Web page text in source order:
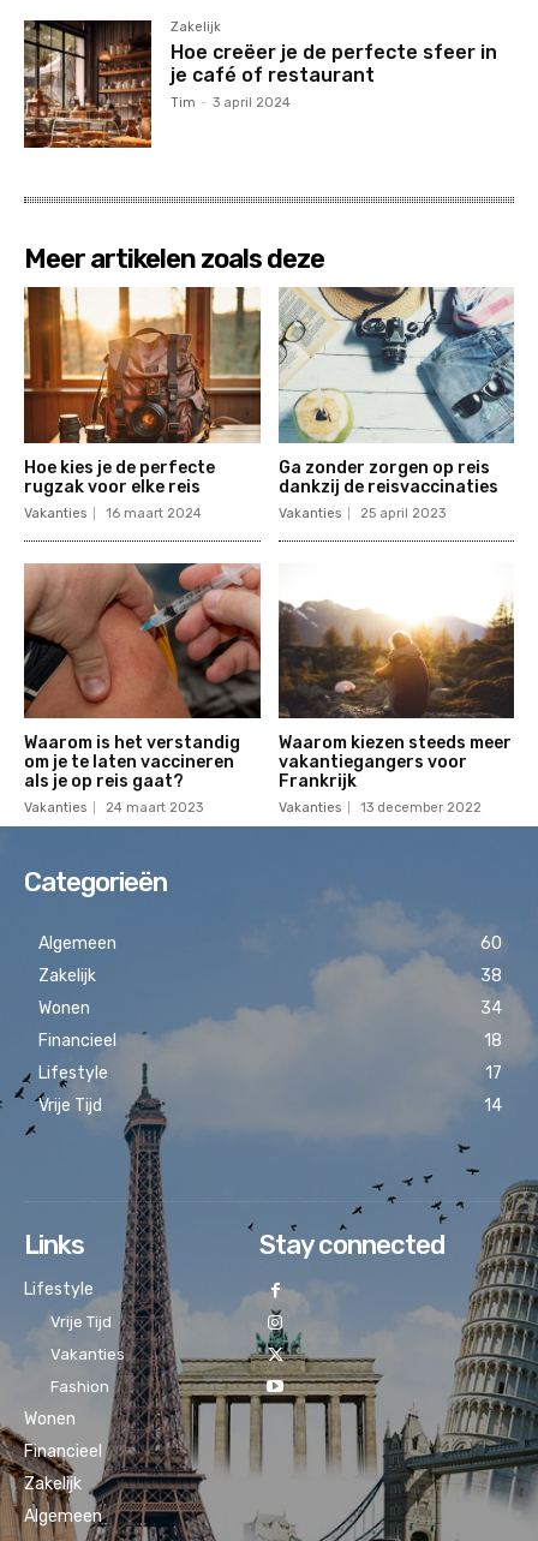
Zakelijk
Hoe creëer je de perfecte sfeer in
je café of restaurant
Tim - 3 april 2024
Meer artikelen zoals deze
Hoe kies je de perfecte
rugzak voor elke reis
Vakanties 16 maart 2024
Ga zonder zorgen op reis
dankzij de reisvaccinaties
Vakanties 25 april 2023
Waarom is het verstandig
om je te laten vaccineren
als je op reis gaat?
Vakanties 24 maart 2023
Waarom kiezen steeds meer
vakantiegangers voor
Frankrijk
Vakanties 13 december 2022
Categorieën
Algemeen
60
Zakelijk
38
Wonen
34
Financieel
18
Lifestyle
17
Vrije Tijd
14
Links
Lifestyle
Vrije Tijd
Vakanties
Fashion
Wonen
Financieel
Zakelijk
Algemeen
Stay connected